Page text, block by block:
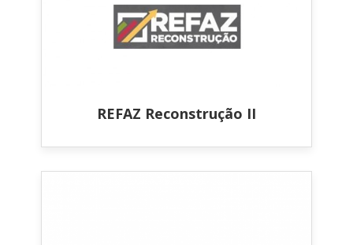
REFAZ Reconstrução II